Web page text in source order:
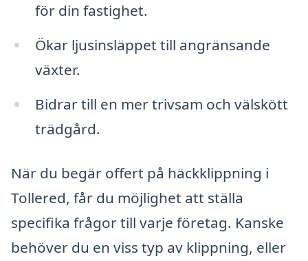
för din fastighet.
Ökar ljusinsläppet till angränsande
växter.
Bidrar till en mer trivsam och välskött
trädgård.
När du begär offert på häckklippning i
Tollered, får du möjlighet att ställa
specifika frågor till varje företag. Kanske
behöver du en viss typ av klippning, eller